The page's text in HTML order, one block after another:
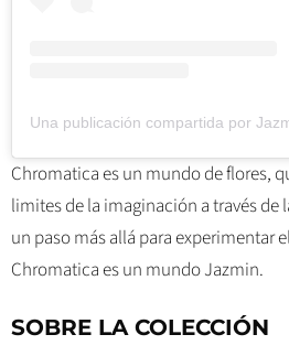
Una publicación compartida por
Chromatica es un mundo de flores,
limites de la imaginación a través de
un paso más allá para experimentar
Chromatica es un mundo Jazmin.
SOBRE LA COLECCIÓN